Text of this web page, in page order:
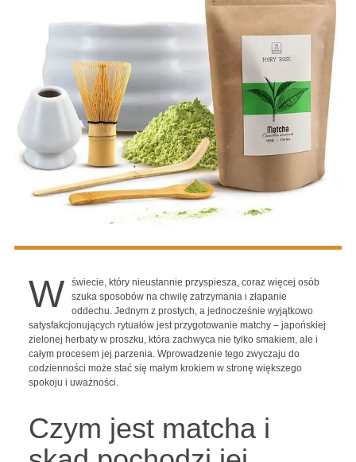
W
świecie, który nieustannie przyspiesza, coraz więcej osób
szuka sposobów na chwilę zatrzymania i złapanie
oddechu. Jednym z prostych, a jednocześnie wyjątkowo
satysfakcjonujących rytuałów jest przygotowanie matchy – japońskiej
zielonej herbaty w proszku, która zachwyca nie tylko smakiem, ale i
całym procesem jej parzenia. Wprowadzenie tego zwyczaju do
codzienności może stać się małym krokiem w stronę większego
spokoju i uważności.
Czym jest matcha i